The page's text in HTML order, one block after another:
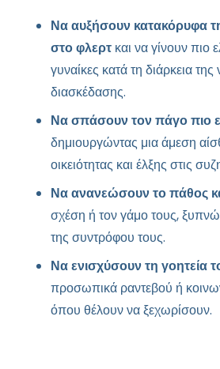
Να αυξήσουν κατακόρυφα
στο φλερτ και να γίνουν πιο
γυναίκες κατά τη διάρκεια της
διασκέδασης.
Να σπάσουν τον πάγο πιο
δημιουργώντας μια άμεση
οικειότητας και έλξης στις
Να ανανεώσουν το πάθος
σχέση ή τον γάμο τους,
της συντρόφου τους.
Να ενισχύσουν τη γοητεία
προσωπικά ραντεβού ή
όπου θέλουν να ξεχωρίσουν.